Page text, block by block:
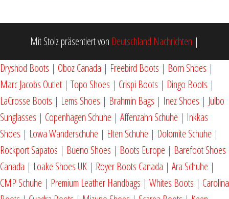
Mit Stolz präsentiert von Deutschland Nachrichten |
Dryshod Boots | Oboz Canada | Freebird Boots | Born Shoes |
Marc Jacobs Outlet | Topo Shoes | Crispi Boots | Dingo Boots |
LaCrosse Boots | Lems Shoes | Brahmin Bags | Inez Shoes | Julbo
Sunglasses | Copenhagen Schuhe | Affenzahn Schuhe | Inkkas
Shoes | Lowa Wanderschuhe | Elten Schuhe | Dolomite Schuhe |
Rockport Sapatos | Bueno Shoes | Boots Europe | Barefoot Shoes
Canada | Loake Shoes UK | Royer Boots Canada | Ara Schuhe |
CMP Schuhe | Premium Leather Handbags | Whites Boots | Carolina